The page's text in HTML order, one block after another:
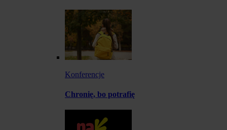
Konferencje
Chronię, bo potrafię